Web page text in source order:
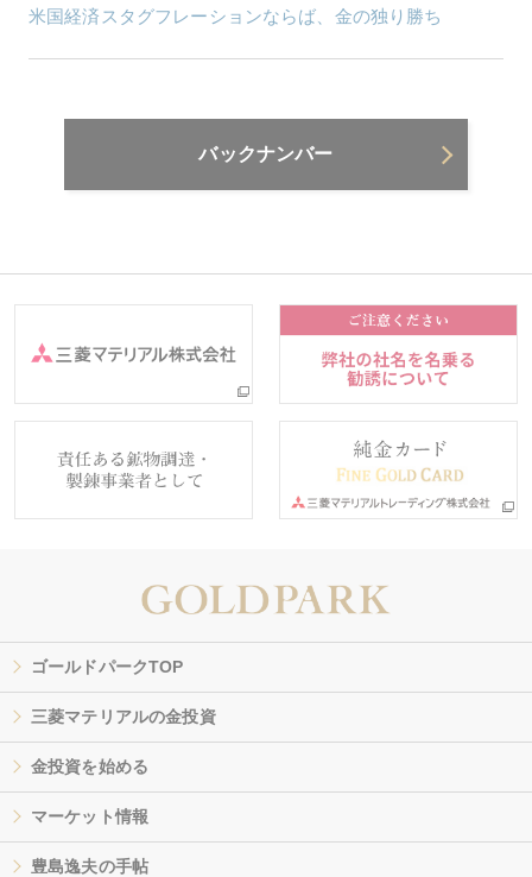
米国経済スタグフレーションならば、金の独り勝ち
バックナンバー
ゴールドパークTOP
三菱マテリアルの金投資
金投資を始める
マーケット情報
豊島逸夫の手帖